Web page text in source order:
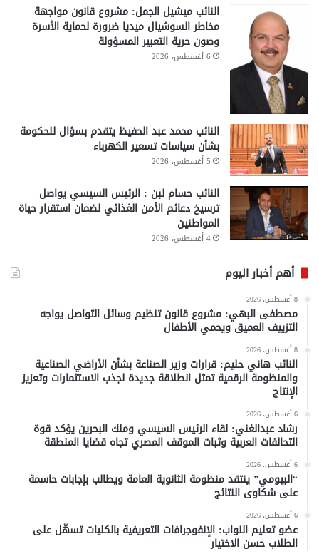
النائب ميشيل الجمل: مشروع قانون مواجهة
مخاطر السوشيال ميديا ضرورة لحماية الأسرة
وصون حرية التعبير المسؤولة
6 أغسطس، 2026
النائب محمد عبد الحفيظ يتقدم بسؤال للحكومة
بشأن سياسات تسعير الكهرباء
5 أغسطس، 2026
النائب حسام لبن : الرئيس السيسي يواصل
ترسيخ دعائم الأمن الغذائي لضمان استقرار حياة
المواطنين
4 أغسطس، 2026
أهم أخبار اليوم
8 أغسطس، 2026
مصطفى البهي: مشروع قانون تنظيم وسائل التواصل يواجه
التزييف العميق ويحمي الأطفال
8 أغسطس، 2026
النائب هاني حليم: قرارات وزير الصناعة بشأن الأراضي الصناعية
والمنظومة الرقمية تمثل انطلاقة جديدة لجذب الاستثمارات وتعزيز
الإنتاج
6 أغسطس، 2026
رشاد عبدالغني: لقاء الرئيس السيسي وملك البحرين يؤكد قوة
التحالفات العربية وثبات الموقف المصري تجاه قضايا المنطقة
6 أغسطس، 2026
“البيومي” ينتقد منظومة الثانوية العامة ويطالب بإجابات حاسمة
على شكاوى النتائج
6 أغسطس، 2026
عضو تعليم النواب: الإنفوجرافات التعريفية بالكليات تسهّل على
الطلاب حسن الاختيار